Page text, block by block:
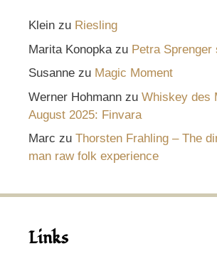
Klein zu Riesling
Marita Konopka zu Petra Sprenger
Susanne zu Magic Moment
Werner Hohmann zu Whiskey des
August 2025: Finvara
Marc zu Thorsten Frahling – The
man raw folk experience
Links